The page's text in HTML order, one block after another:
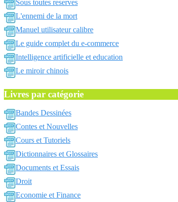
Sous toutes reserves
L'ennemi de la mort
Manuel utilisateur calibre
Le guide complet du e-commerce
Intelligence artificielle et education
Le miroir chinois
Livres par catégorie
Bandes Dessinées
Contes et Nouvelles
Cours et Tutoriels
Dictionnaires et Glossaires
Documents et Essais
Droit
Economie et Finance